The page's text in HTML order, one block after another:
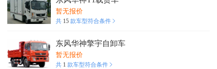
暂无报价
共 15 款车型符合条件
东风华神擎宇自卸车
暂无报价
共 1 款车型符合条件